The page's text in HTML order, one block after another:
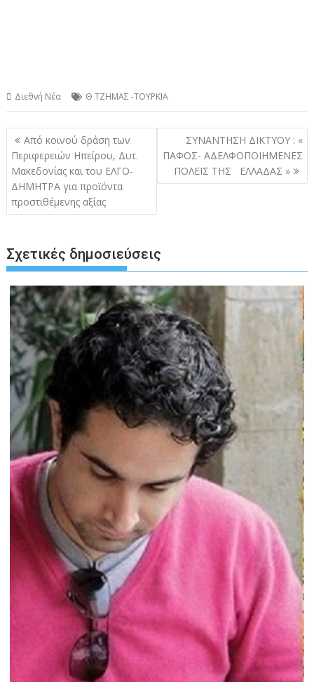
Διεθνή Νέα Θ ΤΖΗΜΑΣ -ΤΟΥΡΚΙΑ
Πλοήγηση
άρθρων
Από κοινού δράση των
Περιφερειών Ηπείρου, Δυτ.
Μακεδονίας και του ΕΛΓΟ-
ΔΗΜΗΤΡΑ για προϊόντα
προστιθέμενης αξίας
ΣΥΝΑΝΤΗΣΗ ΔΙΚΤΥΟΥ : «
ΠΑΦΟΣ- ΑΔΕΛΦΟΠΟΙΗΜΕΝΕΣ
ΠΟΛΕΙΣ ΤΗΣ ΕΛΛΑΔΑΣ »
Σχετικές δημοσιεύσεις